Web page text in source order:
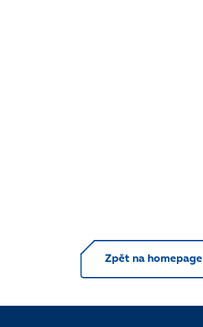
Zpět na homepage